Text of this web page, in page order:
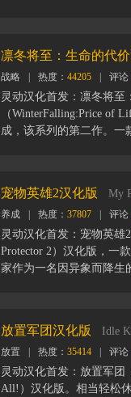
的场景内进行战斗，包
漠。合理的升级你的塔
能并消灭更多敌人！
凛冬将至：生命的代
战略 热度： 44205 评论
灵动汉化首发：凛冬将至
（WinterFalling:Price of
成，该系列的第二作。一
行战斗以阻止他们的侵
欢的玩家可以将该游戏加
望清单中，以在完整游戏
宠物英雄2汉化版
My
养成 热度： 37807 评论
灵动汉化首发：宠物英雄
Protector 2）汉化版，一
家作为一名因异象而降生
生物袭击而全遭破坏，
负上重建家园的重任，
时他也要全力发展自己成
开局时选择主角的各种属
含主角父母的职业和特性
放置军团汉化版
Idle
放置 热度： 35414 评论
灵动汉化首发：放置军团
All!）汉化版。相当轻松